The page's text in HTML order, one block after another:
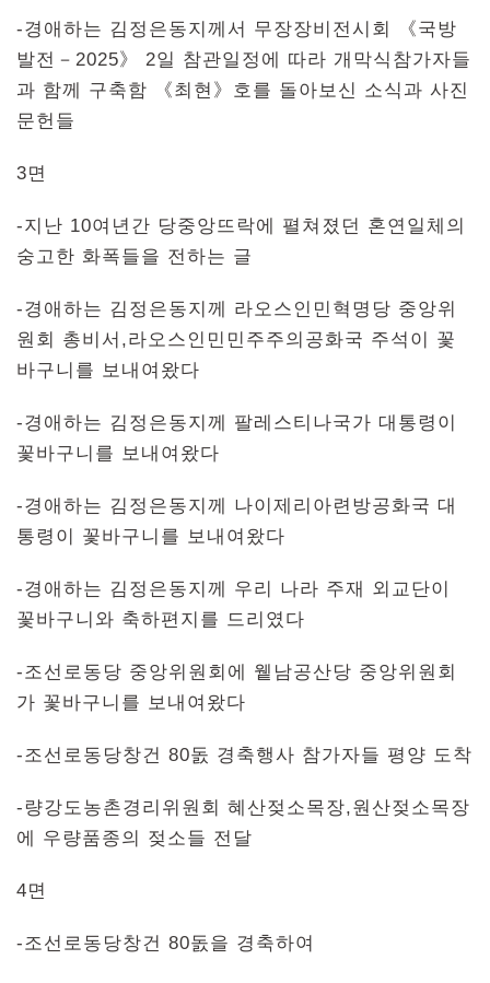
-경애하는 김정은동지께서 무장장비전시회 《국방
발전－2025》 2일 참관일정에 따라 개막식참가자들
과 함께 구축함 《최현》호를 돌아보신 소식과 사진
문헌들
3면
-지난 10여년간 당중앙뜨락에 펼쳐졌던 혼연일체의
숭고한 화폭들을 전하는 글
-경애하는 김정은동지께 라오스인민혁명당 중앙위
원회 총비서,라오스인민민주주의공화국 주석이 꽃
바구니를 보내여왔다
-경애하는 김정은동지께 팔레스티나국가 대통령이
꽃바구니를 보내여왔다
-경애하는 김정은동지께 나이제리아련방공화국 대
통령이 꽃바구니를 보내여왔다
-경애하는 김정은동지께 우리 나라 주재 외교단이
꽃바구니와 축하편지를 드리였다
-조선로동당 중앙위원회에 윁남공산당 중앙위원회
가 꽃바구니를 보내여왔다
-조선로동당창건 80돐 경축행사 참가자들 평양 도착
-량강도농촌경리위원회 혜산젖소목장,원산젖소목장
에 우량품종의 젖소들 전달
4면
-조선로동당창건 80돐을 경축하여